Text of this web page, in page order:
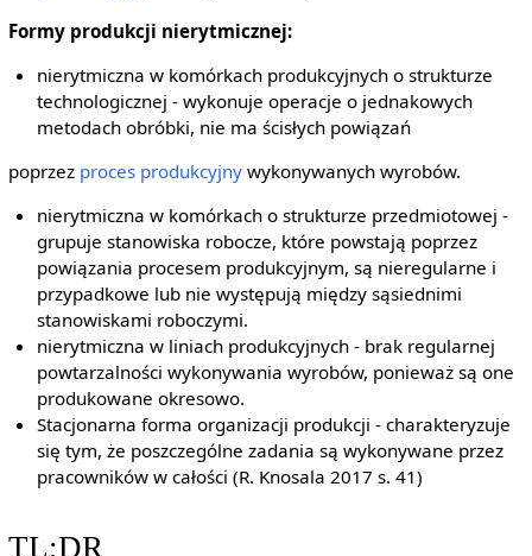
Formy produkcji nierytmicznej:
nierytmiczna w komórkach produkcyjnych o strukturze
technologicznej - wykonuje operacje o jednakowych
metodach obróbki, nie ma ścisłych powiązań
poprzez proces produkcyjnywykonywanych wyrobów.
nierytmiczna w komórkach o strukturze przedmiotowej -
grupuje stanowiska robocze, które powstają poprzez
powiązania procesem produkcyjnym, są nieregularne i
przypadkowe lub nie występują między sąsiednimi
stanowiskami roboczymi.
nierytmiczna w liniach produkcyjnych - brak regularnej
powtarzalności wykonywania wyrobów, ponieważ są one
produkowane okresowo.
Stacjonarna forma organizacji produkcji - charakteryzuje
się tym, że poszczególne zadania są wykonywane przez
pracowników w całości (R. Knosala 2017 s. 41)
TL;DR